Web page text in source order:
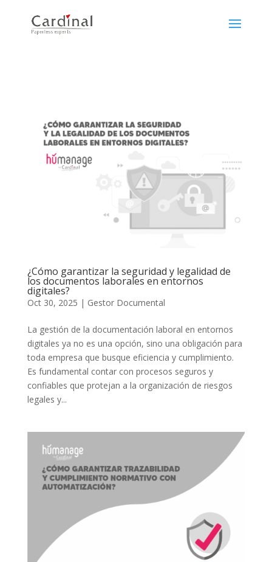
¿Cómo garantizar la seguridad y legalidad de
los documentos laborales en entornos
digitales?
Oct 30, 2025 | Gestor Documental
La gestión de la documentación laboral en entornos
digitales ya no es una opción, sino una obligación para
toda empresa que busque eficiencia y cumplimiento.
Es fundamental contar con procesos seguros y
confiables que protejan a la organización de riesgos
legales y...